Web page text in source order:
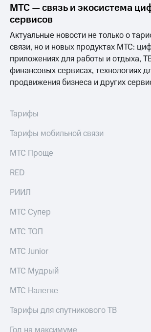
Акционерный
капитал
Контроль
и
аудит
Рынок
акций
Описание
акций
Дивиденды
облигаций
погашении
облигаций
Реквизиты
Контакты
развитие
деловая этика
На главную
МТС — связь и экосистема
сервисов
Актуальные новости не только о
связи, но и новых продуктах МТС:
приложениях для работы и отдыха,
финансовых сервисах, технологиях
продвижения бизнеса и других
Тарифы
Тарифы мобильной связи
МТС Проще
RED
РИИЛ
МТС Супер
МТС ТОП
МТС Junior
МТС Мудрый
МТС Налегке
Тарифы для спутникового ТВ